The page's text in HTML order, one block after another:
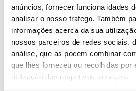
anúncios, fornecer funcionalidades
analisar o nosso tráfego. Também
informações acerca da sua
nossos parceiros de redes sociais,
análise, que as podem combinar
que lhes forneceu ou recolhidas por
utilização dos respetivos serviços.
ID: 47578642 Date: 07/08/2026 17:13 ID: